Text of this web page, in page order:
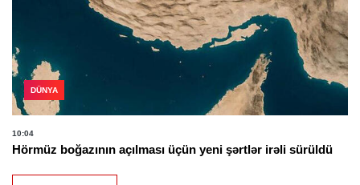
DÜNYA
10:04
Hörmüz boğazının açılması üçün yeni şərtlər irəli sürüldü